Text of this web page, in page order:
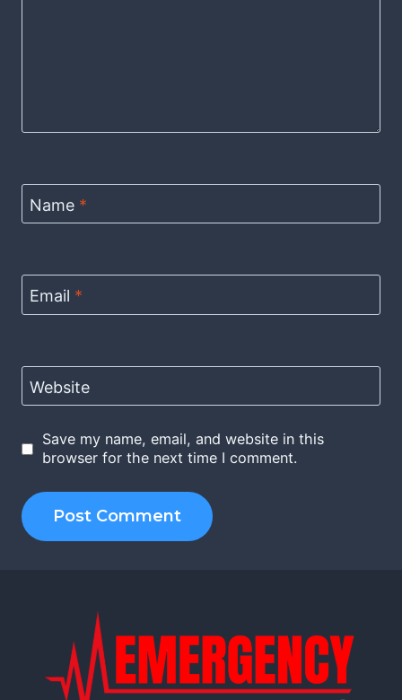
Name *
Email *
Website
Save my name, email, and website in this
browser for the next time I comment.